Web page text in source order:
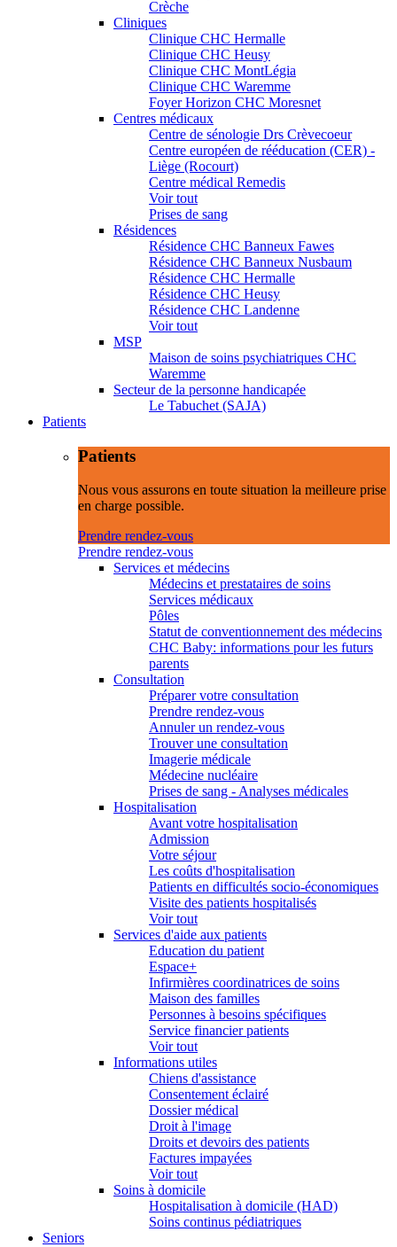
Crèche
Cliniques
Clinique CHC Hermalle
Clinique CHC Heusy
Clinique CHC MontLégia
Clinique CHC Waremme
Foyer Horizon CHC Moresnet
Centres médicaux
Centre de sénologie Drs Crèvecoeur
Centre européen de rééducation (CER) -
Liège (Rocourt)
Centre médical Remedis
Voir tout
Prises de sang
Résidences
Résidence CHC Banneux Fawes
Résidence CHC Banneux Nusbaum
Résidence CHC Hermalle
Résidence CHC Heusy
Résidence CHC Landenne
Voir tout
MSP
Maison de soins psychiatriques CHC
Waremme
Secteur de la personne handicapée
Le Tabuchet (SAJA)
Patients
Patients
Nous vous assurons en toute situation la meilleure prise
en charge possible.
Prendre rendez-vous
Prendre rendez-vous
Services et médecins
Médecins et prestataires de soins
Services médicaux
Pôles
Statut de conventionnement des médecins
CHC Baby: informations pour les futurs
parents
Consultation
Préparer votre consultation
Prendre rendez-vous
Annuler un rendez-vous
Trouver une consultation
Imagerie médicale
Médecine nucléaire
Prises de sang - Analyses médicales
Hospitalisation
Avant votre hospitalisation
Admission
Votre séjour
Les coûts d'hospitalisation
Patients en difficultés socio-économiques
Visite des patients hospitalisés
Voir tout
Services d'aide aux patients
Education du patient
Espace+
Infirmières coordinatrices de soins
Maison des familles
Personnes à besoins spécifiques
Service financier patients
Voir tout
Informations utiles
Chiens d'assistance
Consentement éclairé
Dossier médical
Droit à l'image
Droits et devoirs des patients
Factures impayées
Voir tout
Soins à domicile
Hospitalisation à domicile (HAD)
Soins continus pédiatriques
Seniors